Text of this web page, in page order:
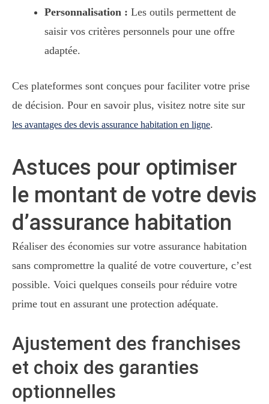
Personnalisation : Les outils permettent de
saisir vos critères personnels pour une offre
adaptée.
Ces plateformes sont conçues pour faciliter votre prise
de décision. Pour en savoir plus, visitez notre site sur
les avantages des devis assurance habitation en ligne.
Astuces pour optimiser
le montant de votre devis
d’assurance habitation
Réaliser des économies sur votre assurance habitation
sans compromettre la qualité de votre couverture, c’est
possible. Voici quelques conseils pour réduire votre
prime tout en assurant une protection adéquate.
Ajustement des franchises
et choix des garanties
optionnelles